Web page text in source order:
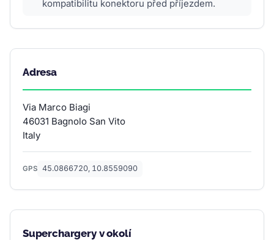
kompatibilitu konektoru před příjezdem.
Adresa
Via Marco Biagi
46031 Bagnolo San Vito
Italy
GPS 45.0866720, 10.8559090
Superchargery v okolí